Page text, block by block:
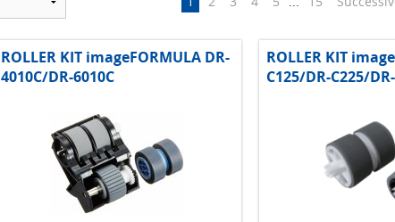
ROLLER KIT imageFORMULA DR-
4010C/DR-6010C
ROLLER KIT
C125/DR-C225/